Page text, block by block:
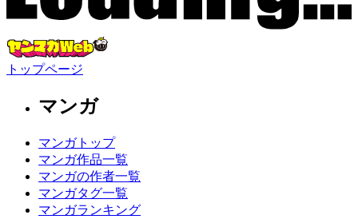
トップページ
マンガ
マンガトップ
マンガ作品一覧
マンガの作者一覧
マンガタグ一覧
マンガランキング